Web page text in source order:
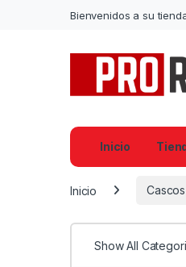
Bienvenidos a su
Inicio
Inicio Cascos
Show All